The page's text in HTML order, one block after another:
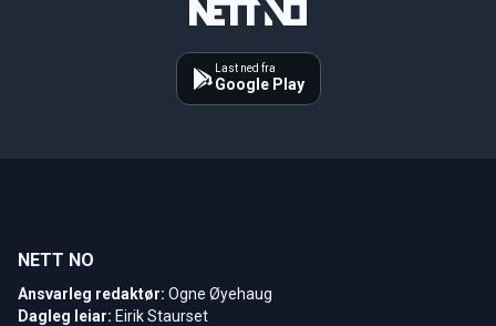
Last ned fra
Google Play
NETT NO
Ansvarleg redaktør: Ogne Øyehaug
Dagleg leiar: Eirik Staurset